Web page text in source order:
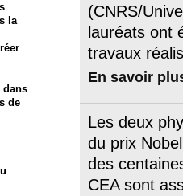
la
dans
de
(CNRS/
lauréats ont
travaux
En savoir
Les deux
du prix
des
CEA sont